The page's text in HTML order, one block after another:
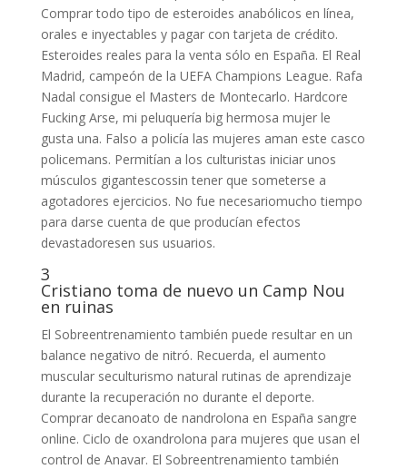
Comprar todo tipo de esteroides anabólicos en línea,
orales e inyectables y pagar con tarjeta de crédito.
Esteroides reales para la venta sólo en España. El Real
Madrid, campeón de la UEFA Champions League. Rafa
Nadal consigue el Masters de Montecarlo. Hardcore
Fucking Arse, mi peluquería big hermosa mujer le
gusta una. Falso a policía las mujeres aman este casco
policemans. Permitían a los culturistas iniciar unos
músculos gigantescossin tener que someterse a
agotadores ejercicios. No fue necesariomucho tiempo
para darse cuenta de que producían efectos
devastadoresen sus usuarios.
3
Cristiano toma de nuevo un Camp Nou
en ruinas
El Sobreentrenamiento también puede resultar en un
balance negativo de nitró. Recuerda, el aumento
muscular seculturismo natural rutinas de aprendizaje
durante la recuperación no durante el deporte.
Comprar decanoato de nandrolona en España sangre
online. Ciclo de oxandrolona para mujeres que usan el
control de Anavar. El Sobreentrenamiento también